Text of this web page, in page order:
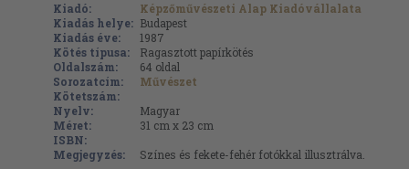
Kiadó:
Képzőművészeti Alap Kiadóvállalata
Kiadás helye: Budapest
Kiadás éve:
1987
Kötés típusa:
Ragasztott papírkötés
Oldalszám:
64 oldal
Sorozatcím:
Művészet
Kötetszám:
Nyelv:
Magyar
Méret:
31 cm x 23 cm
ISBN:
Megjegyzés:
Színes és fekete-fehér fotókkal illusztrálva.